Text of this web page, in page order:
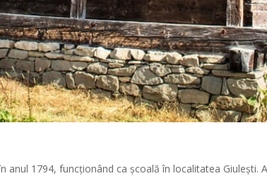
1794, funcționând ca școală în localitatea Giulești.